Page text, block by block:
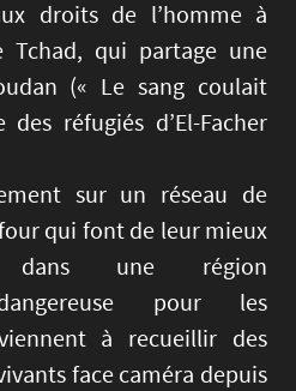
droits de l’homme à
Tchad, qui partage une
(« Le sang coulait
réfugiés d’El-Facher
sur un réseau de
qui font de leur mieux
dans une région
pour les
à recueillir des
face caméra depuis